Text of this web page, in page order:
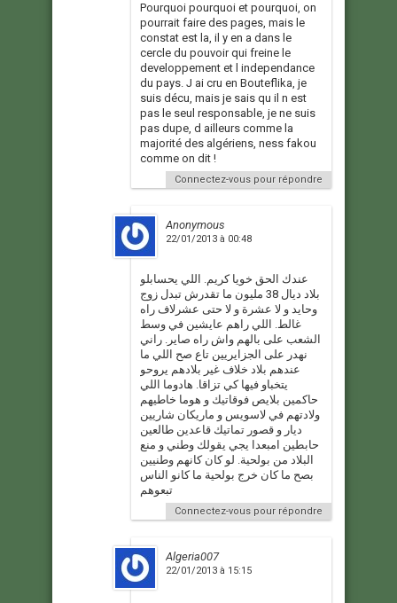
Pourquoi pourquoi et pourquoi, on
pourrait faire des pages, mais le
constat est la, il y en a dans le
cercle du pouvoir qui freine le
developpement et l independance
du pays. J ai cru en Bouteflika, je
suis décu, mais je sais qu il n est
pas le seul responsable, je ne suis
pas dupe, d ailleurs comme la
majorité des algériens, ness fakou
comme on dit !
Connectez-vous pour répondre
Anonymous
22/01/2013 à 00:48
عندك الحق خويا كريم. اللي يحسابلو
بلاد ديال 38 مليون ما تقدرش تبدل زوج
وحايد و لا عشرة و لا حتى عشرلاف راه
غالط. اللي راهم عايشين في وسط
الشعب على بالهم واش راه صاير. راني
نهدر على الجزايريين تاع صح اللي ما
عندهم بلاد خلاف غير بلادهم يروحو
يتخباو فيها كي تزاقا. هادوما اللي
حاكمين بلايص فوقاتيك و هوما خاطيهم
ولادتهم في لاسويس و ماريكان شاريين
ديار و قصور تماتيك قاعدين طالعين
حابطين امبعدا يجي يقولك وطني و منع
البلاد من بولحية. لو كان كانهم وطنيين
بصح ما كان خرج بولحية ما كانو الناس
تبعوهم
Connectez-vous pour répondre
Algeria007
22/01/2013 à 15:15